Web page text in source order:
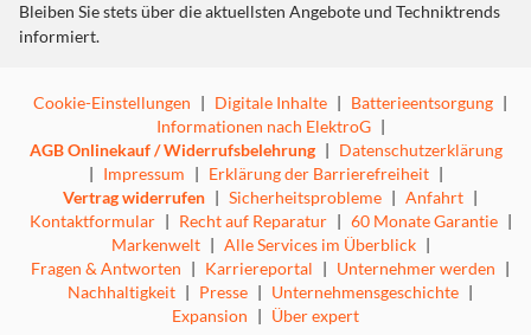
Bleiben Sie stets über die aktuellsten Angebote und Techniktrends
informiert.
Cookie-Einstellungen | Digitale Inhalte | Batterieentsorgung |
Informationen nach ElektroG |
AGB Onlinekauf / Widerrufsbelehrung | Datenschutzerklärung
| Impressum | Erklärung der Barrierefreiheit |
Vertrag widerrufen | Sicherheitsprobleme | Anfahrt |
Kontaktformular | Recht auf Reparatur | 60 Monate Garantie |
Markenwelt | Alle Services im Überblick |
Fragen & Antworten | Karriereportal | Unternehmer werden |
Nachhaltigkeit | Presse | Unternehmensgeschichte |
Expansion | Über expert